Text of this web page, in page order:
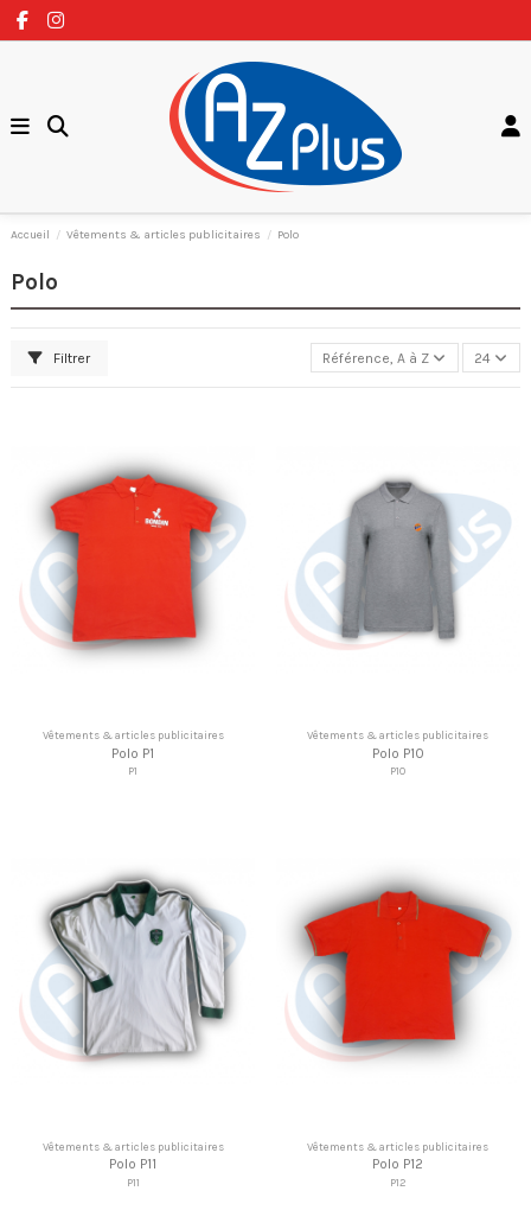
Accueil Vêtements & articles publicitaires Polo
Polo
Filtrer Référence, A à Z 24
Vêtements & articles publicitaires
Polo P1
P1
Vêtements & articles publicitaires
Polo P10
P10
Vêtements & articles publicitaires
Polo P11
P11
Vêtements & articles publicitaires
Polo P12
P12